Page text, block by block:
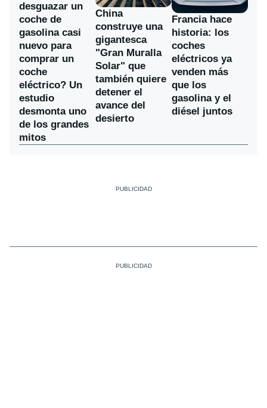
desguazar un
coche de
gasolina casi
nuevo para
comprar un
coche
eléctrico? Un
estudio
desmonta uno
de los grandes
mitos
China
construye una
gigantesca
"Gran Muralla
Solar" que
también quiere
detener el
avance del
desierto
Francia hace
historia: los
coches
eléctricos ya
venden más
que los
gasolina y el
diésel juntos